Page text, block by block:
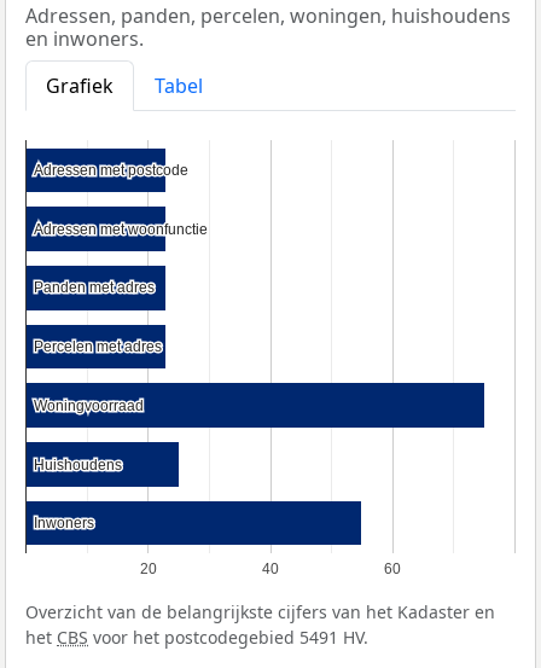
Adressen, panden, percelen, woningen, huishoudens
en inwoners.
Grafiek
Tabel
20 40 60
Adressen met postcode
Adressen met postcode
Adressen met woonfunctie
Adressen met woonfunctie
Panden met adres
Panden met adres
Percelen met adres
Percelen met adres
Woningvoorraad
Woningvoorraad
Huishoudens
Huishoudens
Inwoners
Inwoners
Overzicht van de belangrijkste cijfers van het Kadaster en
het CBS voor het postcodegebied 5491 HV.